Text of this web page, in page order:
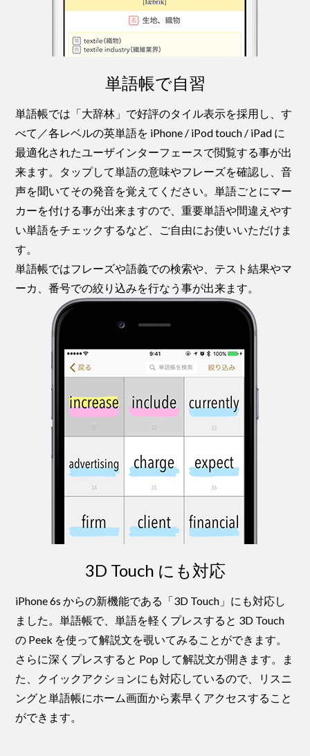
単語帳で自習
単語帳では「大辞林」で好評のタイル表示を採用し、す
べて／各レベルの英単語を iPhone / iPod touch / iPad に
最適化されたユーザインターフェースで閲覧する事が出
来ます。タップして単語の意味やフレーズを確認し、音
声を聞いてその発音を覚えてください。単語ごとにマー
カーを付ける事が出来ますので、重要単語や間違えやす
い単語をチェックするなど、ご自由にお使いいただけま
す。
単語帳ではフレーズや語義での検索や、テスト結果やマ
ーカ、番号での絞り込みを行なう事が出来ます。
3D Touch にも対応
iPhone 6s からの新機能である「3D Touch」にも対応し
ました。単語帳で、単語を軽くプレスすると 3D Touch
の Peek を使って解説文を覗いてみることができます。
さらに深くプレスすると Pop して解説文が開きます。ま
た、クイックアクションにも対応しているので、リスニ
ングと単語帳にホーム画面から素早くアクセスすること
ができます。